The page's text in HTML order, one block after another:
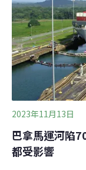
匱乏地區的民眾
數地區尚未引進
現在如美國西南
常生活中使用的
共同作者、加州
（Debra
究得以展開。我
2023年11月13日
巴拿馬運河陷
都受影響